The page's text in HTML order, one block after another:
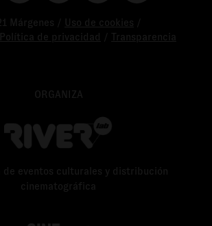
Márgenes / Uso de cookies
de privacidad
Transparencia
ORGANIZA
de eventos culturales y distribución
cinematográfica